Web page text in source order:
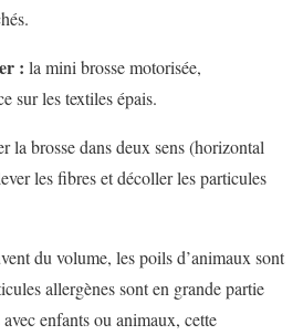
: la mini brosse motorisée,
sur les textiles épais.
la brosse dans deux sens (horizontal
les fibres et décoller les particules
du volume, les poils d’animaux sont
allergènes sont en grande partie
enfants ou animaux, cette